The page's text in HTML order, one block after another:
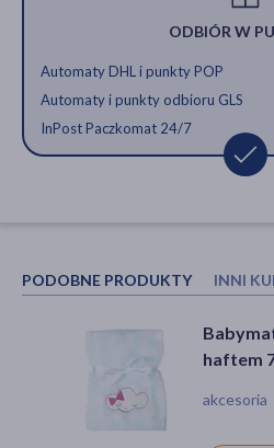
ODBIÓR W
Automaty DHL i punkty POP
Automaty i punkty odbioru GLS
InPost Paczkomat 24/7
PODOBNE PRODUKTY INNI
haftem
akcesoria
akcesoria,